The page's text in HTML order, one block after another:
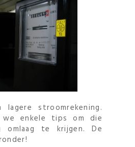
stroomrekening.
we enkele tips om die
omlaag te krijgen. De